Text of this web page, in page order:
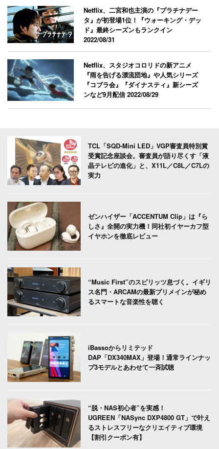
Netflix、二宮和也主演の『プラチナデー
タ』が初登場1位！『ウォーキング・デッ
ド』最終シーズンもランクイン
2022/08/31
Netflix、スタジオコロリドの新アニメ
『雨を告げる漂流団地』や人気シリーズ
『コブラ会』『ダイナスティ』新シーズ
ンなど9月配信2022/08/29
TCL「SQD-Mini LED」VGP審査員特別賞
受賞記念座談会。審査員が語り尽くす「液
晶テレビの進化」と、X11L／C8L／C7Lの
実力
ゼンハイザー「ACCENTUM Clip」は『ら
しさ』全開の実力機！同社初イヤーカフ型
イヤホンを徹底レビュー
“Music First”のスピリッツ息づく。イギリ
ス名門・ARCAMの最新プリメインが秘め
るスマートな音楽性を聴く
iBassoからリミテッド
DAP「DX340MAX」登場！通常ラインナッ
プ3モデルとあわせて一斉試聴
“脱・NAS初心者”を実感！
UGREEN「NASync DXP4800 GT」で叶え
るストレスフリーなクリエイティブ環境
【割引クーポン有】